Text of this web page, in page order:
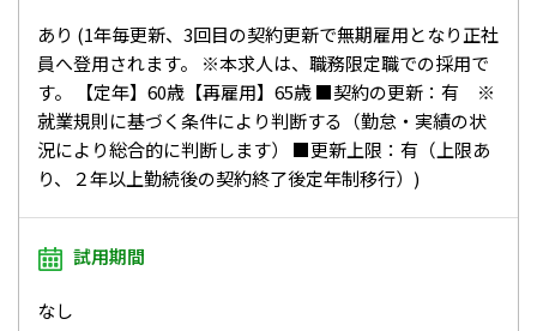
あり (1年毎更新、3回目の契約更新で無期雇用となり正社
員へ登用されます。 ※本求人は、職務限定職での採用で
す。 【定年】60歳【再雇用】65歳 ■契約の更新：有 ※
就業規則に基づく条件により判断する（勤怠・実績の状
況により総合的に判断します） ■更新上限：有（上限あ
り、２年以上勤続後の契約終了後定年制移行）)
試用期間
なし